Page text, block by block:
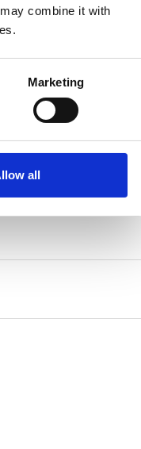
combine it with
Marketing
all